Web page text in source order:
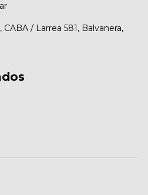
CABA / Larrea 581, Balvanera,